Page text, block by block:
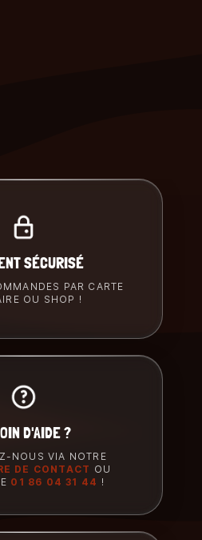
SÉCURISÉ
PAR CARTE
OU SHOP !
D'AIDE ?
NOUS VIA NOTRE
DE CONTACT OU
01 86 04 31 44 !